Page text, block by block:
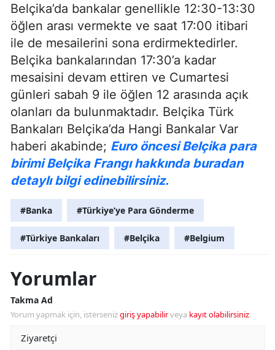
Belçika’da bankalar genellikle 12:30-13:30
öğlen arası vermekte ve saat 17:00 itibari
ile de mesailerini sona erdirmektedirler.
Belçika bankalarından 17:30’a kadar
mesaisini devam ettiren ve Cumartesi
günleri sabah 9 ile öğlen 12 arasında açık
olanları da bulunmaktadır. Belçika Türk
Bankaları Belçika’da Hangi Bankalar Var
haberi akabinde; Euro öncesi Belçika para
birimi Belçika Frangı hakkında buradan
detaylı bilgi edinebilirsiniz.
#Banka #Türkiye’ye Para Gönderme
#Türkiye Bankaları #Belçika #Belgium
Yorumlar
Takma Ad
Yorum yapmak için, istersenizgiriş yapabilirveya kayıt olabilirsiniz.